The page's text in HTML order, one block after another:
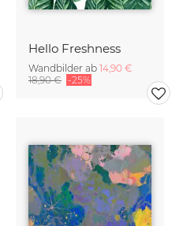
Hello Freshness
Wandbilder ab 14,90 €
18,90 € -25%